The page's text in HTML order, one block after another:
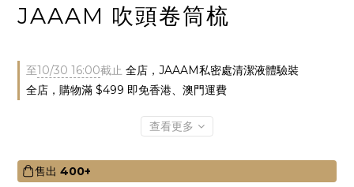
JAAAM 吹頭卷筒梳
至10/30 16:00截止 全店，JAAAM私密處清潔液體驗裝
全店，購物滿 $499 即免香港、澳門運費
查看更多
售出 400+